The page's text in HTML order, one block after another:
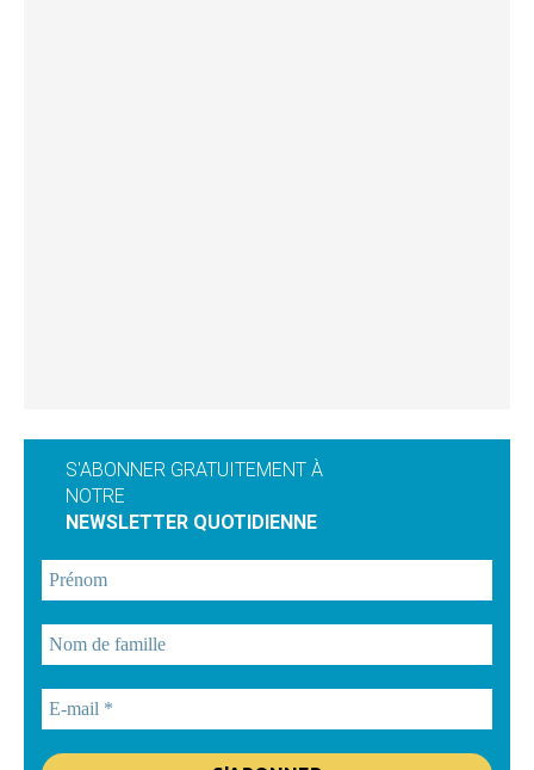
S'ABONNER GRATUITEMENT À
NOTRE
NEWSLETTER QUOTIDIENNE